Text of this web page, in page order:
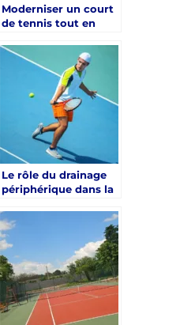
Moderniser un court
de tennis tout en
environnemental
Le rôle du drainage
périphérique dans la
court de tennis à
Saint-Tropez